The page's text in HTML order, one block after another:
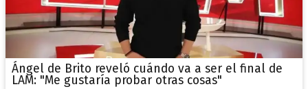
Ángel de Brito reveló cuándo va a ser el final de
LAM: "Me gustaría probar otras cosas"